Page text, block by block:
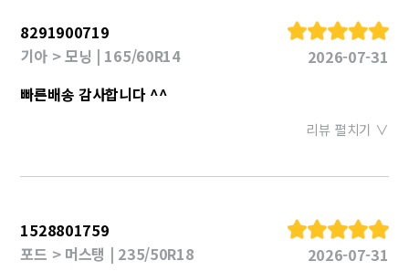
8291900719
기아 > 모닝 | 165/60R14
2026-07-31
빠른배송 감사합니다 ^^
리뷰 펼치기 ∨
1528801759
포드 > 머스탱 | 235/50R18
2026-07-31